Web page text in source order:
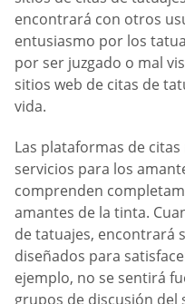
encontrará con otros
entusiasmo por los
por ser juzgado o mal
sitios web de citas de
vida.
Las plataformas de
servicios para los
comprenden
amantes de la tinta.
de tatuajes, encontrará
diseñados para
ejemplo, no se sentirá
grupos de discusión del